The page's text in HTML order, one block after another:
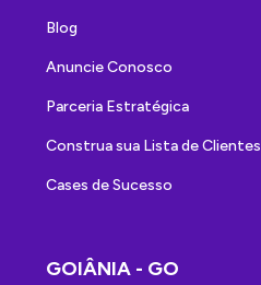
Blog
Anuncie Conosco
Parceria Estratégica
Construa sua Lista de Clientes
Cases de Sucesso
GOIÂNIA - GO